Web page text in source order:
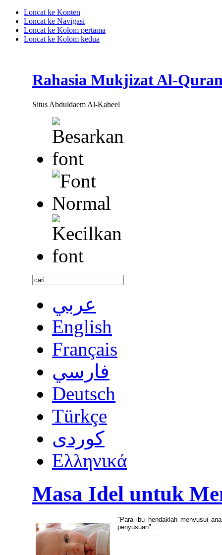
Loncat ke Konten
Loncat ke Navigasi
Loncat ke Kolom pertama
Loncat ke Kolom kedua
Rahasia Mukjizat Al-
Situs Abduldaem Al-Kaheel
عربي
English
Français
فارسي
Deutsch
Türkçe
كوردى
Ελληνικά
Masa Idel untuk
"Para ibu hendaklah menyusui
penyusuan" ….